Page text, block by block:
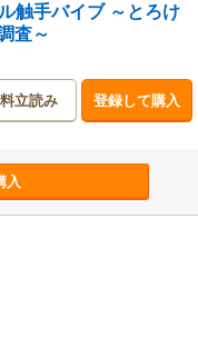
触手バイブ ～とろけ
査～
立読み 登録して購入
入